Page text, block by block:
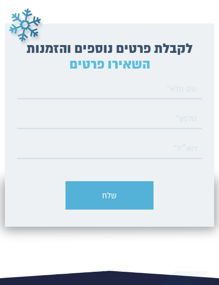
לקבלת פרטים נוספים והזמנות
השאירו פרטים